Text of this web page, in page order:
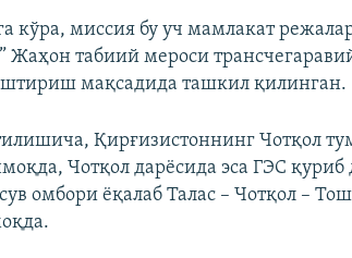
кўра, миссия бу уч мамлакат
Жаҳон табиий мероси
мақсадида ташкил қилинган.
Қирғизистоннинг Чотқол
Чотқол дарёсида эса ГЭС
омбори ёқалаб Талас – Чотқол –